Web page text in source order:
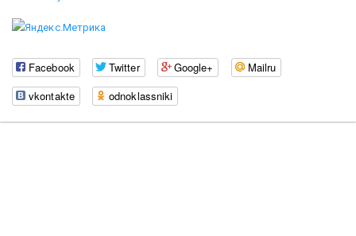
Facebook Twitter Google+
Mailru
vkontakte
odnoklassniki